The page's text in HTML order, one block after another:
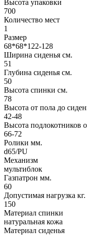
Высота упаковки
700
Количество мест
1
Размер
68*68*122-128
Ширина сиденья см.
51
Глубина сиденья см.
50
Высота спинки см.
78
Высота от пола до
42-48
Высота подлокотников
66-72
Ролики мм.
d65/PU
Механизм
мультиблок
Газпатрон мм.
60
Допустимая нагрузка кг.
150
Материал спинки
натуральная кожа
Материал сиденья